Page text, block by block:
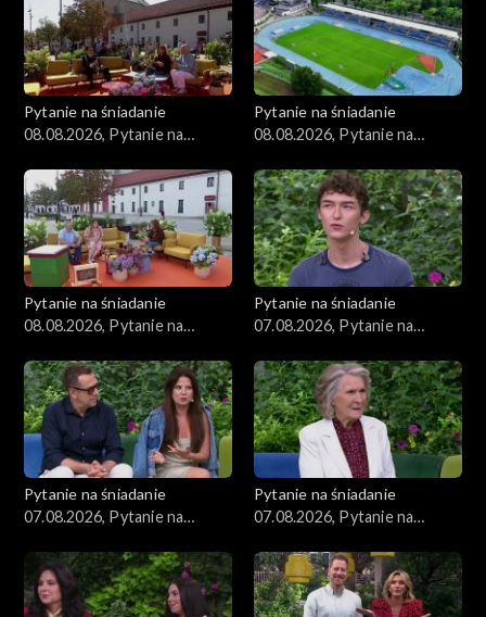
Porady
Czerwony Dywan
Uroda
Moda
Materiały
Odcinki
Pytanie na śniadanie
08.08.2026, Pytanie na
Pytanie na śniadanie
08.08.2026, Pytanie na
Pytanie na śniadanie
08.08.2026, Pytanie na
Pytanie na śniadanie
07.08.2026, Pytanie na
Pytanie na śniadanie
07.08.2026, Pytanie na
Pytanie na śniadanie
07.08.2026, Pytanie na